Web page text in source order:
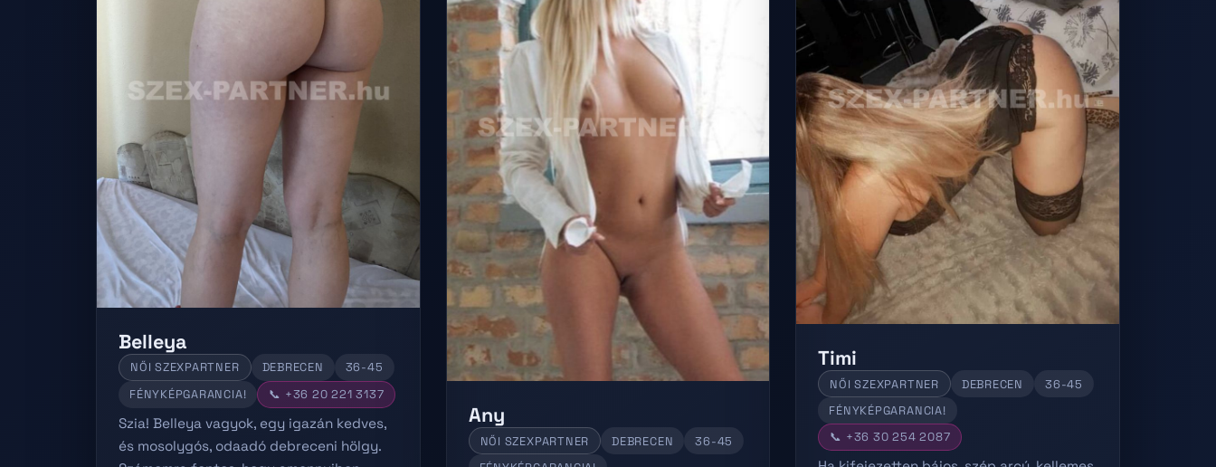
Belleya
NŐI SZEXPARTNER DEBRECEN
36-45
FÉNYKÉPGARANCIA!
📞 +36 20 221 3137
Szia! Belleya vagyok, egy igazán kedves,
és mosolygós, odaadó debreceni hölgy.
Any
NŐI SZEXPARTNER DEBRECEN
36-45
Timi
NŐI SZEXPARTNER DEBRECEN
36-45
FÉNYKÉPGARANCIA!
📞 +36 30 254 2087